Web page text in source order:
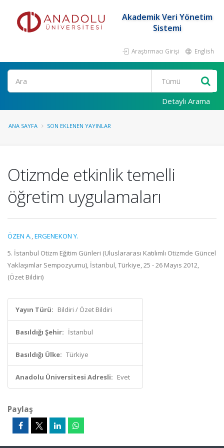
Akademik Veri Yönetim
Sistemi
Araştırmacı Girişi English
Ara
Detaylı Arama
ANA SAYFA SON EKLENEN YAYINLAR
Otizmde etkinlik temelli
öğretim uygulamaları
ÖZEN A.,ERGENEKON Y.
5. İstanbul Otizm Eğitim Günleri (Uluslararası Katılımlı Otizmde Güncel
Yaklaşımlar Sempozyumu), İstanbul, Türkiye, 25 - 26 Mayıs 2012,
(Özet Bildiri)
Yayın Türü: Bildiri / Özet Bildiri
Basıldığı Şehir: İstanbul
Basıldığı Ülke: Türkiye
Anadolu Üniversitesi Adresli: Evet
Paylaş